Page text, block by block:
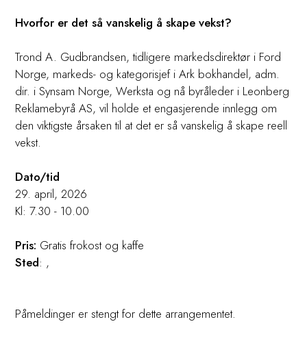
Hvorfor er det så vanskelig å skape vekst?
Trond A. Gudbrandsen, tidligere markedsdirektør i Ford
Norge, markeds- og kategorisjef i Ark bokhandel, adm.
dir. i Synsam Norge, Werksta og nå byråleder i Leonberg
Reklamebyrå AS, vil holde et engasjerende innlegg om
den viktigste årsaken til at det er så vanskelig å skape reell
vekst.
Dato/tid
29. april, 2026
Kl: 7.30 - 10.00
Pris: Gratis frokost og kaffe
Sted: ,
Påmeldinger er stengt for dette arrangementet.